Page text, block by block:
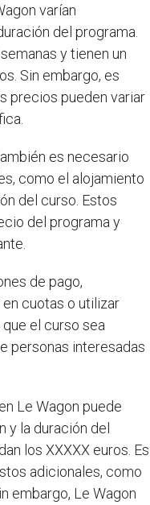
varían
del programa.
y tienen un
Sin embargo, es
precios pueden variar
es necesario
como el alojamiento
del curso. Estos
del programa y
de pago,
cuotas o utilizar
el curso sea
personas interesadas
Le Wagon puede
y la duración del
los XXXXX euros. Es
adicionales, como
embargo, Le Wagon